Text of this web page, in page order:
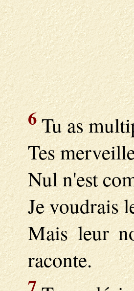
6Tu as
Tes
Nul n'est
Je voudrais
Mais leur
raconte.